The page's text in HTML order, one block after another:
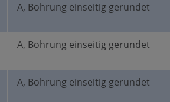
A, Bohrung einseitig gerundet
A, Bohrung einseitig gerundet
A, Bohrung einseitig gerundet